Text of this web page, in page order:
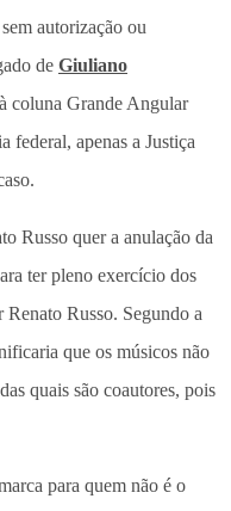
autorização ou
de Giuliano
coluna Grande Angular
federal, apenas a Justiça
Russo quer a anulação da
ter pleno exercício dos
Russo. Segundo a
que os músicos não
quais são coautores, pois
para quem não é o